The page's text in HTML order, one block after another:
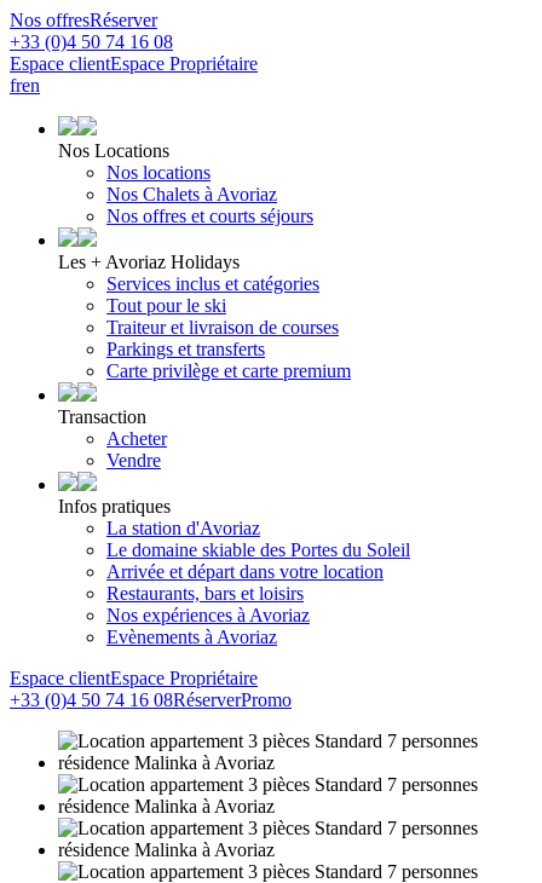
Nos offresRéserver
+33 (0)4 50 74 16 08
Espace clientEspace Propriétaire
fren
Nos Locations
Nos locations
Nos Chalets à Avoriaz
Nos offres et courts séjours
Les + Avoriaz Holidays
Services inclus et catégories
Tout pour le ski
Traiteur et livraison de courses
Parkings et transferts
Carte privilège et carte premium
Transaction
Acheter
Vendre
Infos pratiques
La station d'Avoriaz
Le domaine skiable des Portes du Soleil
Arrivée et départ dans votre location
Restaurants, bars et loisirs
Nos expériences à Avoriaz
Evènements à Avoriaz
Espace clientEspace Propriétaire
+33 (0)4 50 74 16 08RéserverPromo